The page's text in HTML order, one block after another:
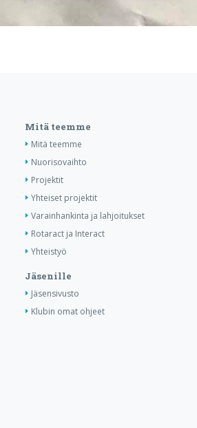
Mitä teemme
Mitä teemme
Nuorisovaihto
Projektit
Yhteiset projektit
Varainhankinta ja lahjoitukset
Rotaract ja Interact
Yhteistyö
Jäsenille
Jäsensivusto
Klubin omat ohjeet